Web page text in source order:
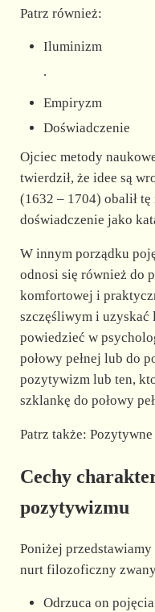
Patrz również:
Iluminizm
.
Empiryzm
Doświadczenie
Ojciec metody
twierdził, że idee są
(1632 – 1704) obalił
doświadczenie jako
W innym porządku
odnosi się również do
komfortowej i
szczęśliwym i uzyskać
powiedzieć w
połowy pełnej lub do
pozytywizm lub ten,
szklankę do połowy
Patrz także:
Cechy
pozytywizmu
Poniżej
nurt filozoficzny
Odrzuca on